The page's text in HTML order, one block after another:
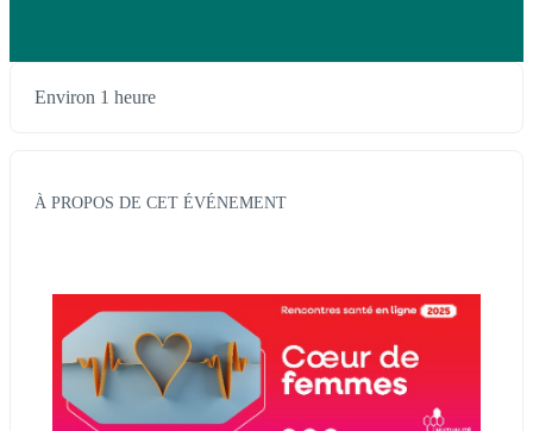
Environ 1 heure
À PROPOS DE CET ÉVÉNEMENT